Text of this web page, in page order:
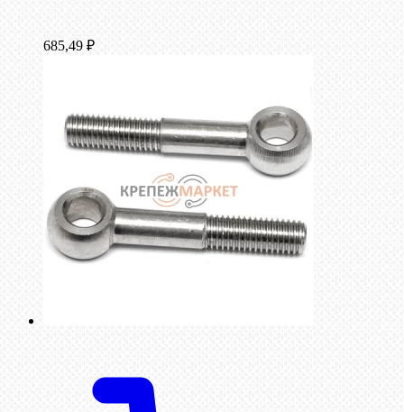
685,49 ₽